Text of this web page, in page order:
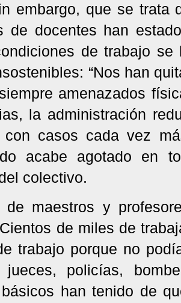
embargo, que se trata
de docentes han
de trabajo
“Nos han
amenazados
la administración
con casos cada vez
acabe agotado en
colectivo.
de maestros y
de miles de
trabajo porque no
jueces, policías,
han tenido de